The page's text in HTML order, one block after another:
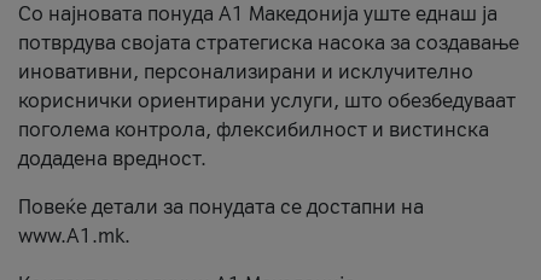
Со најновата понуда А1 Македонија уште еднаш ја
потврдува својата стратегиска насока за создавање
иновативни, персонализирани и исклучително
кориснички ориентирани услуги, што обезбедуваат
поголема контрола, флексибилност и вистинска
додадена вредност.
Повеќе детали за понудата се достапни на
www.А1.mk.